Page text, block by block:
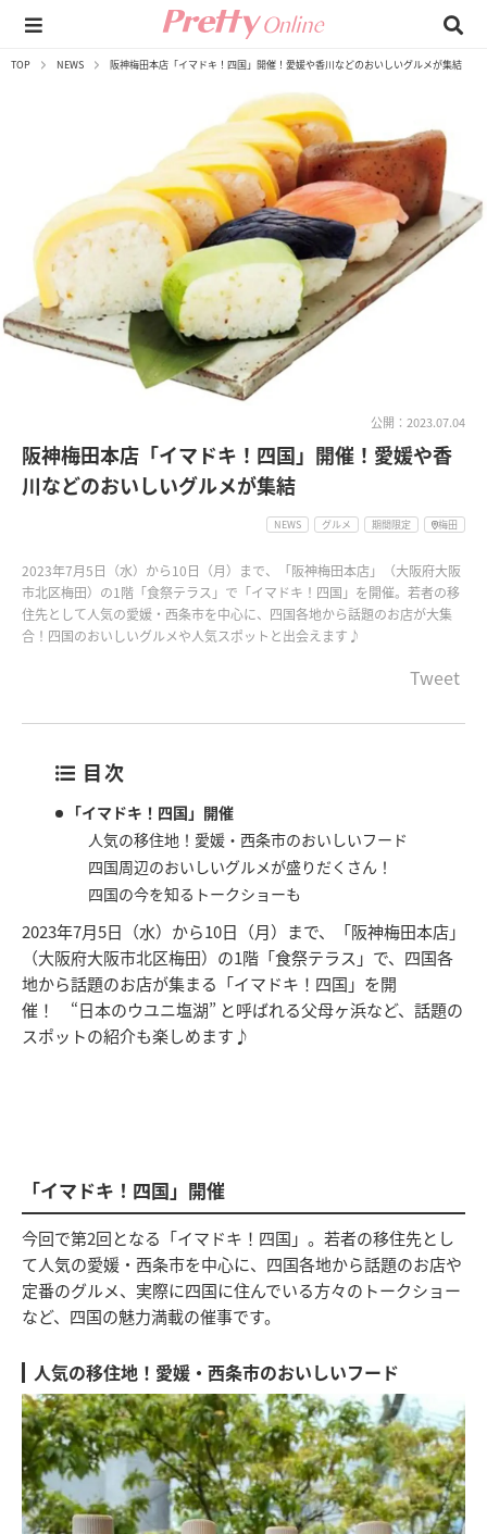
TOP NEWS 阪神梅田本店「イマドキ！四国」開催！愛媛や香川などのおいしいグルメが集結
公開：2023.07.04
阪神梅田本店「イマドキ！四国」開催！愛媛や香
川などのおいしいグルメが集結
NEWS グルメ 期間限定 梅田
2023年7月5日（水）から10日（月）まで、「阪神梅田本店」（大阪府大阪
市北区梅田）の1階「食祭テラス」で「イマドキ！四国」を開催。若者の移
住先として人気の愛媛・西条市を中心に、四国各地から話題のお店が大集
合！四国のおいしいグルメや人気スポットと出会えます♪
Tweet
目次
「イマドキ！四国」開催
人気の移住地！愛媛・西条市のおいしいフード
四国周辺のおいしいグルメが盛りだくさん！
四国の今を知るトークショーも
2023年7月5日（水）から10日（月）まで、「阪神梅田本店」
（大阪府大阪市北区梅田）の1階「食祭テラス」で、四国各
地から話題のお店が集まる「イマドキ！四国」を開
催！ “日本のウユニ塩湖” と呼ばれる父母ヶ浜など、話題の
スポットの紹介も楽しめます♪
「イマドキ！四国」開催
今回で第2回となる「イマドキ！四国」。若者の移住先とし
て人気の愛媛・西条市を中心に、四国各地から話題のお店や
定番のグルメ、実際に四国に住んでいる方々のトークショー
など、四国の魅力満載の催事です。
人気の移住地！愛媛・西条市のおいしいフード